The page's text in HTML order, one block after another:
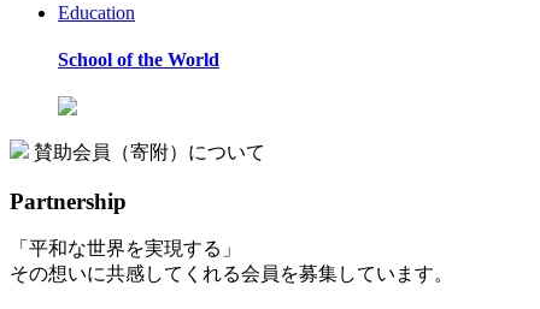
Education
School of the World
賛助会員（寄附）について
Partnership
「平和な世界を実現する」
その想いに共感してくれる会員を募集しています。